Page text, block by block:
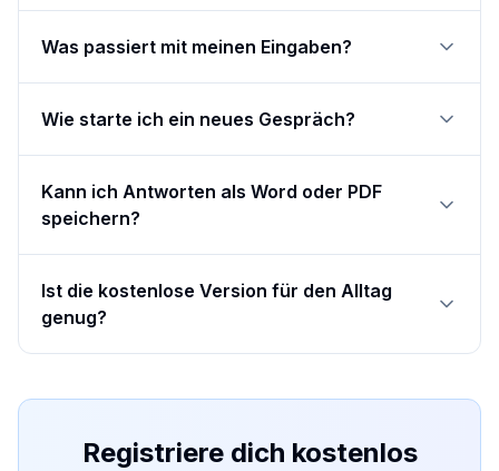
Was passiert mit meinen Eingaben?
Wie starte ich ein neues Gespräch?
Kann ich Antworten als Word oder PDF
speichern?
Ist die kostenlose Version für den Alltag
genug?
Registriere dich kostenlos